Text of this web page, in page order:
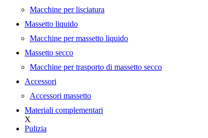
Macchine per lisciatura
Massetto liquido
Macchine per massetto liquido
Massetto secco
Macchine per trasporto di massetto secco
Accessori
Accessori massetto
Materiali complementari
X
Pulizia